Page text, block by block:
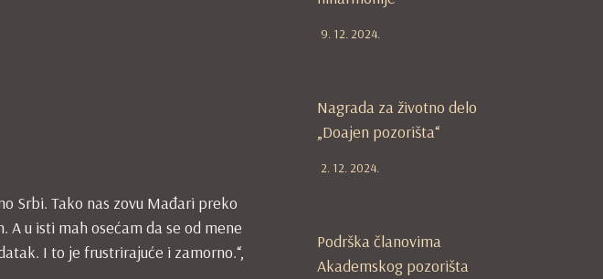
Srbi. Tako nas zovu Mađari preko
u isti mah osećam da se od mene
I to je frustrirajuće i zamorno.“,
9. 12. 2024.
Nagrada za životno delo
„Doajen pozorišta“
2. 12. 2024.
Podrška članovima
Akademskog pozorišta